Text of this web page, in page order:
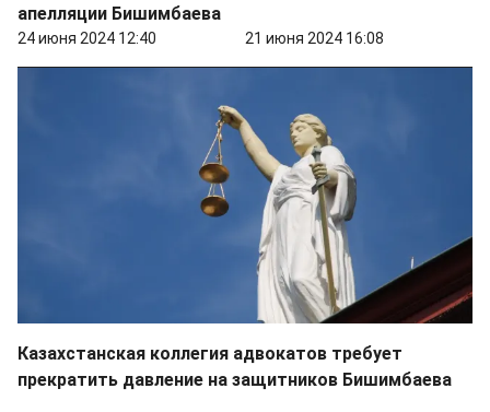
апелляции Бишимбаева
24 июня 2024 12:40 21 июня 2024 16:08
Казахстанская коллегия адвокатов требует
прекратить давление на защитников Бишимбаева